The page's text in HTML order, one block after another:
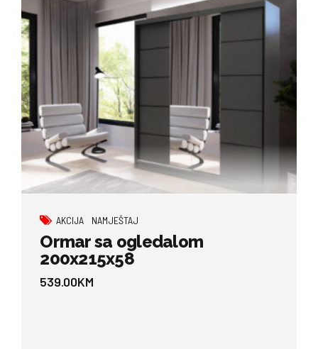
AKCIJA NAMJEŠTAJ
Ormar sa ogledalom
200x215x58
539.00KM